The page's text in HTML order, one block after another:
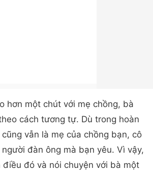
hơn một chút với mẹ chồng, bà
cách tương tự. Dù trong hoàn
vẫn là mẹ của chồng bạn, cô
đàn ông mà bạn yêu. Vì vậy,
đó và nói chuyện với bà một